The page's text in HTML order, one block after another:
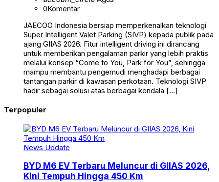
0Komentar
JAECOO Indonesia bersiap memperkenalkan teknologi
Super Intelligent Valet Parking (SIVP) kepada publik pada
ajang GIIAS 2026. Fitur intelligent driving ini dirancang
untuk memberikan pengalaman parkir yang lebih praktis
melalui konsep “Come to You, Park for You”, sehingga
mampu membantu pengemudi menghadapi berbagai
tantangan parkir di kawasan perkotaan. Teknologi SIVP
hadir sebagai solusi atas berbagai kendala […]
Terpopuler
News Update
BYD M6 EV Terbaru Meluncur di GIIAS 2026,
Kini Tempuh Hingga 450 Km